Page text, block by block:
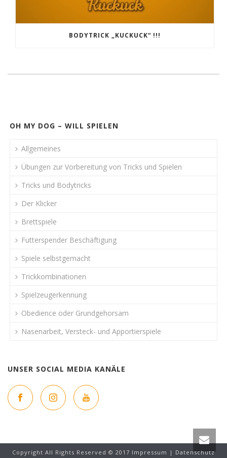
BODYTRICK „KUCKUCK“ !!!
OH MY DOG – WILL SPIELEN
Allgemeines
Übungen zur Vorbereitung von Tricks und Spielen
Tricks und Bodytricks
Der Klicker
Brettspiele
Futterspender Beschäftigung
Spiele selbstgemacht
Trickkombinationen
Spielzeugerkennung
Obedience oder Grundgehorsam
Nasenarbeit, Versteck- und Apportierspiele
UNSER SOCIAL MEDIA KANÄLE
Copyright All Rights Reserved © 2017 Impressum | Datenschutz